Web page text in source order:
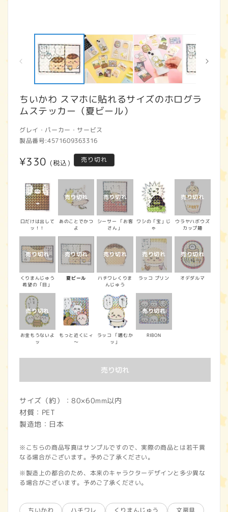
ちいかわ スマホに貼れるサイズのホログラ
ムステッカー（夏ビール）
グレイ・パーカー・サービス
製品番号:4571609363316
通
価
格
¥330 (税込) 売り切れ
口だけは出して
ッ！！
あのことでかつ
よ
シーサー 「お客
さん」
ワシの「宝」じ
ゃ
ウラヤハボウズ
カップ麺
くりまんじゅう
希望の「目」
夏ビール
ハチワレくりま
んじゅう
ラッコ プリン オデダルマ
お金もうないよ
ッ
もっと近くにィ
～
ラッコ 「嗜むか
ッ」
RIBON
売り切れ
サイズ（約）：80×60mm以内
材質：PET
製造地：日本
※こちらの商品写真はサンプルですので、実際の商品とは若干異
なる場合がございます。予めご了承ください。
※製造上の都合のため、本来のキャラクターデザインと多少異な
る場合がございます。予めご了承ください。
ちいかわ ハチワレ くりまんじゅう
文房具